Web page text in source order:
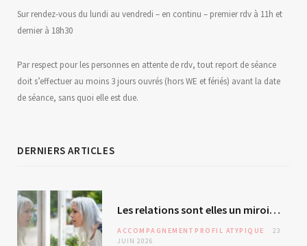
Sur rendez-vous du lundi au vendredi – en continu – premier rdv à 11h et
dernier à 18h30
Par respect pour les personnes en attente de rdv, tout report de séance
doit s’effectuer au moins 3 jours ouvrés (hors WE et fériés) avant la date
de séance, sans quoi elle est due.
DERNIERS ARTICLES
Les relations sont elles un miroir de soi ? L’autre – révélateur malgré lui ?
ACCOMPAGNEMENT PROFIL ATYPIQUE
23
JUIN 2026